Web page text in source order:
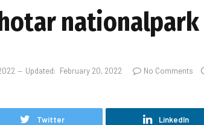
Updated: February 20, 2022 No Comments
Twitter LinkedIn